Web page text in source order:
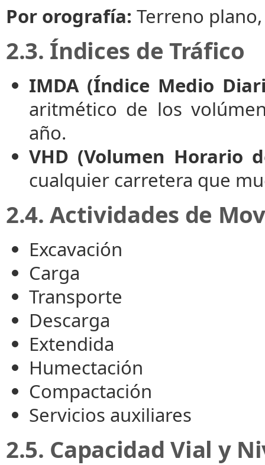
Por orografía: Terreno
2.3. Índices de Tráfico
IMDA (Índice Medio
aritmético de los
año.
VHD (Volumen Horario
cualquier carretera que
2.4. Actividades de
Excavación
Carga
Transporte
Descarga
Extendida
Humectación
Compactación
Servicios auxiliares
2.5. Capacidad Vial y